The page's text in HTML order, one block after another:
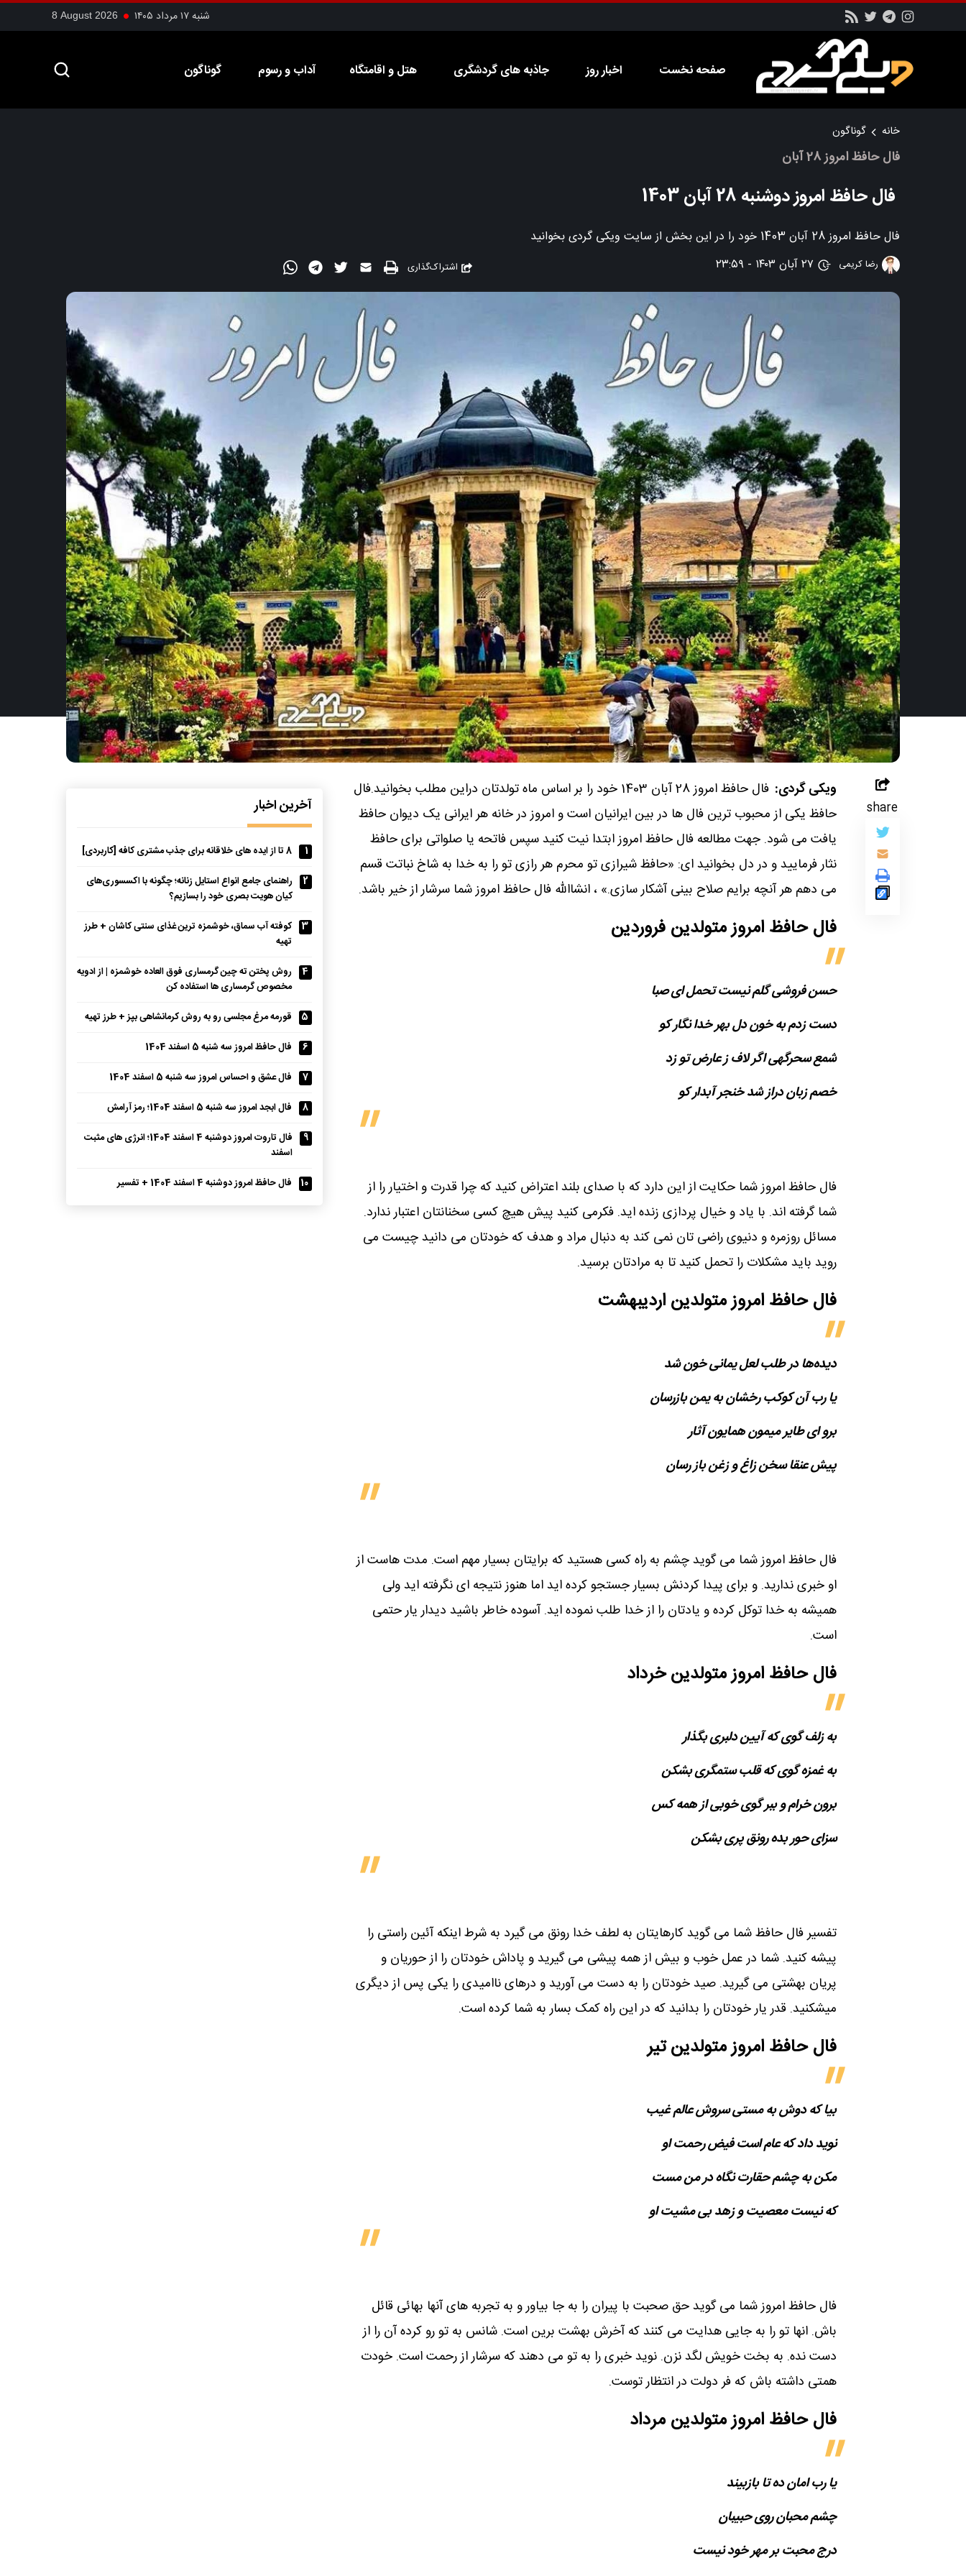
شنبه ۱۷ مرداد ۱۴۰۵ 8 August 2026
صفحه نخست اخبار روز جاذبه های گردشگری هتل و اقامتگاه آداب و رسوم گوناگون
خانه گوناگون
فال حافظ امروز 28 آبان
فال حافظ امروز دوشنبه 28 آبان 1403
فال حافظ امروز 28 آبان 1403 خود را در این بخش از سایت ویکی گردی بخوانید
اشتراک‌گذاری رضا کریمی ۲۷ آبان ۱۴۰۳ - ۲۳:۵۹
ویکی گردی:
فال حافظ امروز 28 آبان 1403 خود را بر اساس ماه تولدتان دراین مطلب بخوانید.فال
حافظ یکی از محبوب ترین فال ها در بین ایرانیان است و امروز در خانه هر ایرانی یک دیوان حافظ
یافت می شود. جهت مطالعه فال حافظ امروز ابتدا نیت کنید سپس فاتحه یا صلواتی برای حافظ
نثار فرمایید و در دل بخوانید ای: «حافظ شیرازی تو محرم هر رازی تو را به خدا به شاخ نباتت قسم
می دهم هر آنچه برایم صلاح بینی آشکار سازی.» ، انشاالله فال حافظ امروز شما سرشار از خیر باشد.
فال حافظ امروز متولدین‌ فروردین
حسن فروشی گلم نیست تحمل ای صبا
دست زدم به خون دل بهر خدا نگار کو
شمع سحرگهی اگر لاف ز عارض تو زد
خصم زبان دراز شد خنجر آبدار کو
فال حافظ امروز شما حکایت از این دارد که با صدای بلند اعتراض کنید که چرا قدرت و اختیار را از
شما گرفته اند. با یاد و خیال پردازی زنده اید. فکرمی کنید پیش هیچ کسی سخنانتان اعتبار ندارد.
مسائل روزمره و دنیوی راضی تان نمی کند به دنبال مراد و هدف که خودتان می دانید چیست می
روید باید مشکلات را تحمل کنید تا به مرادتان برسید.
فال حافظ امروز متولدین‌ اردیبهشت
دیده‌ها در طلب لعل یمانی خون شد
یا رب آن کوکب رخشان به یمن بازرسان
برو ای طایر میمون همایون آثار
پیش عنقا سخن زاغ و زغن باز رسان
فال حافظ امروز شما می گوید چشم به راه کسی هستید که برایتان بسیار مهم است. مدت هاست از
او خبری ندارید. و برای پیدا کردنش بسیار جستجو کرده اید اما هنوز نتیجه ای نگرفته اید ولی
همیشه به خدا توکل کرده و یادتان را از خدا طلب نموده اید. آسوده خاطر باشید دیدار یار حتمی
است.
فال حافظ امروز متولدین‌ خرداد
به زلف گوی که آیین دلبری بگذار
به غمزه گوی که قلب ستمگری بشکن
برون خرام و ببر گوی خوبی از همه کس
سزای حور بده رونق پری بشکن
تفسیر فال حافظ شما می گوید کارهایتان به لطف خدا رونق می گیرد به شرط اینکه آئین راستی را
پیشه کنید. شما در عمل خوب و بیش از همه پیشی می گیرید و پاداش خودتان را از حوریان و
پریان بهشتی می گیرید. صید خودتان را به دست می آورید و درهای ناامیدی را یکی پس از دیگری
میشکنید. قدر یار خودتان را بدانید که در این راه کمک بسار به شما کرده است.
فال حافظ امروز متولدین‌ تیر
بیا که دوش به مستی سروش عالم غیب
نوید داد که عام است فیض رحمت او
مکن به چشم حقارت نگاه در من مست
که نیست معصیت و زهد بی مشیت او
فال حافظ امروز شما می گوید حق صحبت با پیران را به جا بیاور و به تجربه های آنها بهائی قائل
باش. انها تو را به جایی هدایت می کنند که آخرش بهشت برین است. شانس به تو رو کرده آن را از
دست نده. به بخت خویش لگد نزن. نوید خبری را به تو می دهند که سرشار از رحمت است. خودت
همتی داشته باش که فر دولت در انتظار توست.
فال حافظ امروز متولدین‌ مرداد
یا رب امان ده تا بازبیند
چشم محبان روی حبیبان
درج محبت بر مهر خود نیست
آخرین اخبار
1
8 تا از ایده های خلاقانه برای جذب مشتری کافه [کاربردی]
2
راهنمای جامع انواع استایل زنانه؛ چگونه با اکسسوری‌های
کیان هویت بصری خود را بسازیم؟
3
کوفته آب سماق، خوشمزه ترین غذای سنتی کاشان + طرز
تهیه
4
روش پختن ته چین گرمساری فوق العاده خوشمزه | از ادویه
مخصوص گرمساری ها استفاده کن
5
قورمه مرغ مجلسی رو به روش کرمانشاهی بپز + طرز تهیه
6
فال حافظ امروز سه شنبه 5 اسفند 1404
7
فال عشق و احساس امروز سه شنبه 5 اسفند 1404
8
فال ابجد امروز سه شنبه 5 اسفند 1404؛ رمز آرامش
9
فال تاروت امروز دوشنبه 4 اسفند 1404؛ انرژی های مثبت
اسفند
10
فال حافظ امروز دوشنبه 4 اسفند 1404 + تفسیر
share